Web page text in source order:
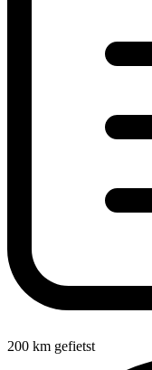
200 km gefietst